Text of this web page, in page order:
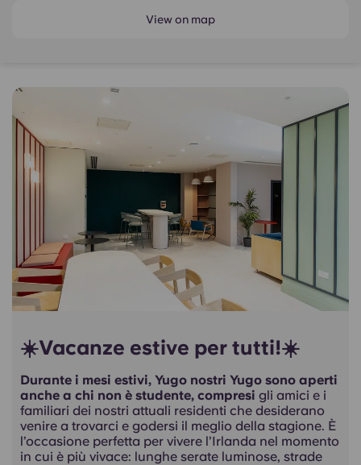
View on map
☀️Vacanze estive per tutti!☀️
Durante i mesi estivi, Yugo nostri Yugo sono aperti
anche a chi non è studente, compresi gli amici e i
familiari dei nostri attuali residenti che desiderano
venire a trovarci e godersi il meglio della stagione. È
l’occasione perfetta per vivere l’Irlanda nel momento
in cui è più vivace: lunghe serate luminose, strade